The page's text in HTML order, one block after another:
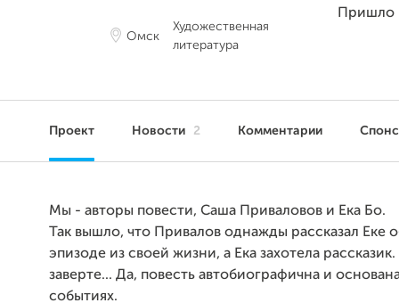
Омск
Художественная
литература
Пришло
Проект Новости 2 Комментарии
Мы - авторы повести, Саша Приваловов и Ека Бо.
Так вышло, что Привалов однажды рассказал Еке
эпизоде из своей жизни, а Ека захотела
заверте... Да, повесть автобиографична и
событиях.